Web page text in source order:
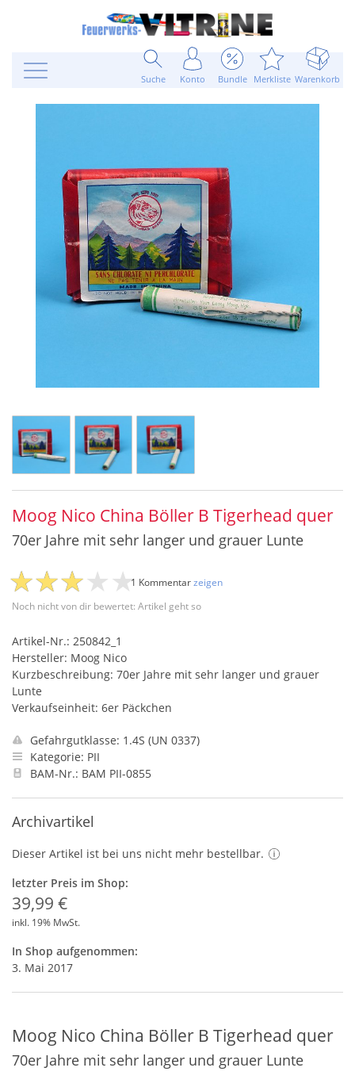
Suche Konto Bundle Merkliste Warenkorb
Moog Nico China Böller B Tigerhead quer
70er Jahre mit sehr langer und grauer Lunte
Noch nicht von dir bewertet: Artikel geht so
1 Kommentarzeigen
Artikel-Nr.: 250842_1
Hersteller: Moog Nico
Kurzbeschreibung: 70er Jahre mit sehr langer und grauer
Lunte
Verkaufseinheit: 6er Päckchen
Gefahrgutklasse: 1.4S (UN 0337)
Kategorie: PII
BAM-Nr.: BAM PII-0855
Archivartikel
Dieser Artikel ist bei uns nicht mehr bestellbar.
letzter Preis im Shop:
39,99 €
inkl. 19% MwSt.
In Shop aufgenommen:
3. Mai 2017
Moog Nico China Böller B Tigerhead quer
70er Jahre mit sehr langer und grauer Lunte